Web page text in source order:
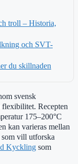
troll – Historia,
och SVT-
du skillnaden
svensk
flexibilitet. Recepten
175–200°C
kan varieras mellan
vill utforska
Kyckling som